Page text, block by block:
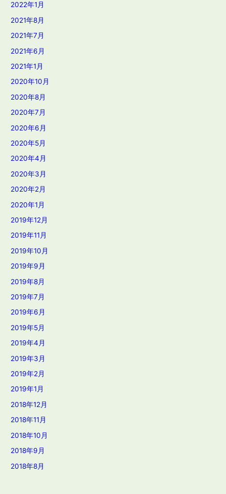
2022年1月
2021年8月
2021年7月
2021年6月
2021年1月
2020年10月
2020年8月
2020年7月
2020年6月
2020年5月
2020年4月
2020年3月
2020年2月
2020年1月
2019年12月
2019年11月
2019年10月
2019年9月
2019年8月
2019年7月
2019年6月
2019年5月
2019年4月
2019年3月
2019年2月
2019年1月
2018年12月
2018年11月
2018年10月
2018年9月
2018年8月